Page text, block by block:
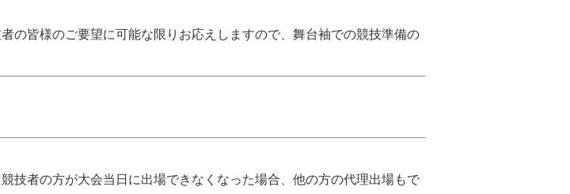
の皆様のご要望に可能な限りお応えしますので、舞台袖での競技準備の
技者の方が大会当日に出場できなくなった場合、他の方の代理出場もで